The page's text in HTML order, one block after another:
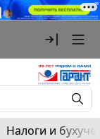
Налоги и